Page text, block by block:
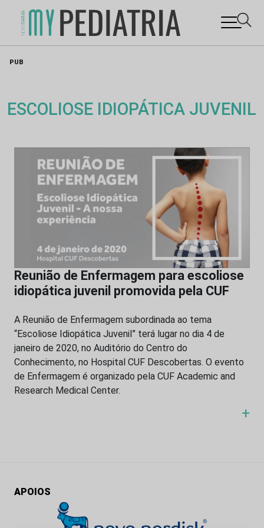
PUB
ESCOLIOSE IDIOPÁTICA JUVENIL
Reunião de Enfermagem para escoliose
idiopática juvenil promovida pela CUF
A Reunião de Enfermagem subordinada ao tema
“Escoliose Idiopática Juvenil” terá lugar no dia 4 de
janeiro de 2020, no Auditório do Centro do
Conhecimento, no Hospital CUF Descobertas. O evento
de Enfermagem é organizado pela CUF Academic and
Research Medical Center.
+
APOIOS